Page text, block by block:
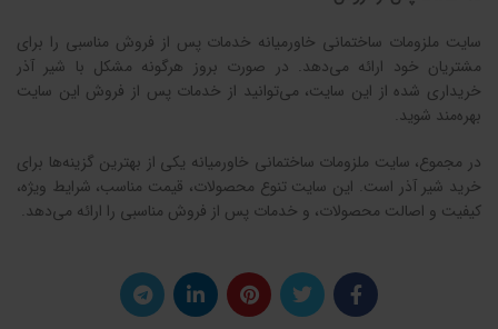
سایت ملزومات ساختمانی خاورمیانه خدمات پس از فروش مناسبی را برای
مشتریان خود ارائه می‌دهد. در صورت بروز هرگونه مشکل با شیر آذر
خریداری شده از این سایت، می‌توانید از خدمات پس از فروش این سایت
بهره‌مند شوید.
در مجموع، سایت ملزومات ساختمانی خاورمیانه یکی از بهترین گزینه‌ها برای
خرید شیر آذر است. این سایت تنوع محصولات، قیمت مناسب، شرایط ویژه،
کیفیت و اصالت محصولات، و خدمات پس از فروش مناسبی را ارائه می‌دهد.